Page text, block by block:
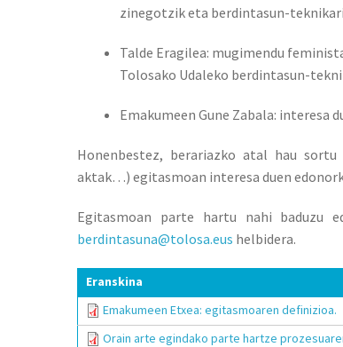
zinegotzik eta berdintasun-
Talde Eragilea: mugimendu
Tolosako Udaleko berdintasun-
Emakumeen Gune Zabala: interesa
Honenbestez, berariazko atal hau
aktak…) egitasmoan interesa duen
Egitasmoan parte hartu nahi baduzu
berdintasuna@tolosa.eus helbidera.
Eranskina
Emakumeen Etxea: egitasmoaren definizioa.
Orain arte egindako parte hartze